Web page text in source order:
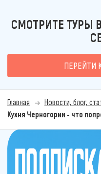
СМОТРИТЕ ТУРЫ
ПЕРЕЙТИ
Главная Новости, блог,
Кухня Черногории - что